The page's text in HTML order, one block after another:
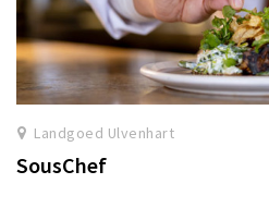
Landgoed Ulvenhart
SousChef